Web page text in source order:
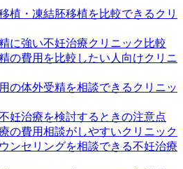
植・凍結胚移植を比較できるクリ
に強い不妊治療クリニック比較
の費用を比較したい人向けクリニ
の体外受精を相談できるクリニッ
妊治療を検討するときの注意点
の費用相談がしやすいクリニック
ンセリングを相談できる不妊治療